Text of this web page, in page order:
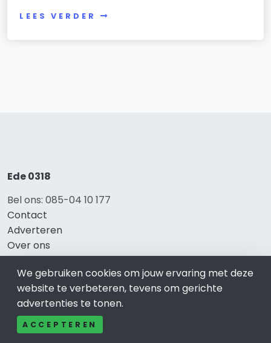
LEES VERDER
Ede 0318
Bel ons: 085-04 10 177
Contact
Adverteren
Over ons
Cookieverklaring
Avg
Privacy
We gebruiken cookies om jouw ervaring met deze
website te verbeteren, tevens om gerichte
advertenties te tonen.
ACCEPTEREN